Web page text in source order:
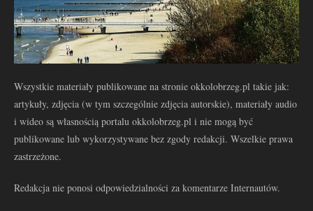
Wszystkie materiały publikowane na stronie okkolobrzeg.pl takie jak:
artykuły, zdjęcia (w tym szczególnie zdjęcia autorskie), materiały audio
i wideo są własnością portalu okkolobrzeg.pl i nie mogą być
publikowane lub wykorzystywane bez zgody redakcji. Wszelkie prawa
zastrzeżone.
Redakcja nie ponosi odpowiedzialności za komentarze Internautów.